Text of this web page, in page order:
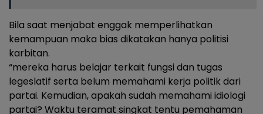
Bila saat menjabat enggak memperlihatkan
kemampuan maka bias dikatakan hanya politisi
karbitan.
“mereka harus belajar terkait fungsi dan tugas
legeslatif serta belum memahami kerja politik dari
partai. Kemudian, apakah sudah memahami idiologi
partai? Waktu teramat singkat tentu pemahaman